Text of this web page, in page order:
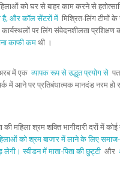
को घर से बाहर काम करने से
है, औरकॉल सेंटरों में मिश्रित-लिंग टीमों
पर लिंग संवेदनशीलता
काफी कमथी ।
में एकव्यापक रूप से उद्धृत प्रयोग से
में आने पर प्रतिबंधात्मक मानदंड नरम
महिला श्रम शक्ति भागीदारी दरों में
को श्रम बाजार में लाने के लिए
लेगी। स्वीडन मेंमाता-पिता की छुट्टी और